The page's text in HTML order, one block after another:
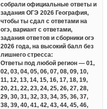
собрали официальные ответы и
задания ОГЭ 2026 География,
чтобы ты сдал с ответами на
огэ, вариант с ответами,
задания ответов и сборники огэ
2026 года, на высокий балл без
лишнего стресса:
Ответы под любой регион — 01,
02, 03, 04, 05, 06, 07, 08, 09, 10,
11, 12, 13, 14, 15, 16, 17, 18, 19,
20, 21, 22, 23, 24, 25, 26, 27, 28,
29, 30, 31, 32, 33, 34, 35, 36, 37,
38, 39, 40, 41, 42, 43, 44, 45, 46,